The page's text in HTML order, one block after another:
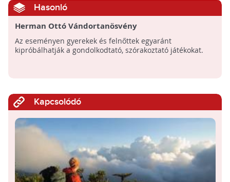
Hasonló
Herman Ottó Vándortanösvény
Az eseményen gyerekek és felnőttek egyaránt
kipróbálhatják a gondolkodtató, szórakoztató játékokat.
Kapcsolódó